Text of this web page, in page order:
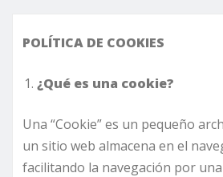
POLÍTICA DE COOKIES
¿Qué es una cookie?
Una “Cookie” es un pequeño
un sitio web almacena en el
facilitando la navegación por